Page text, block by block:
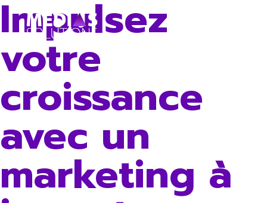
Skip
Impulsez
votre
croissance
avec un
marketing à